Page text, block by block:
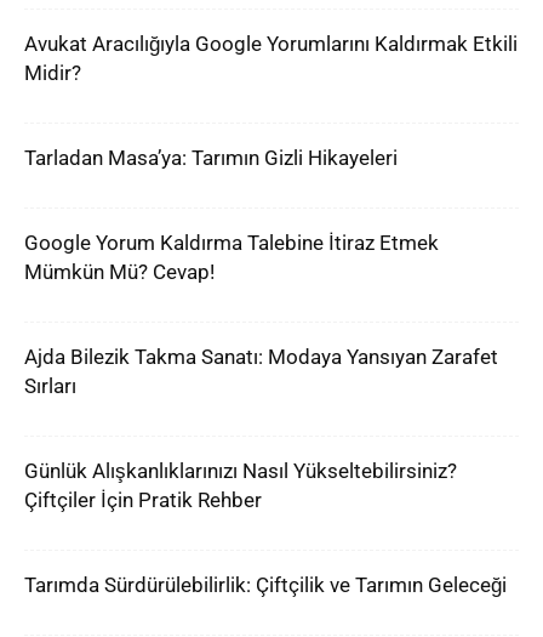
Avukat Aracılığıyla Google Yorumlarını Kaldırmak Etkili
Midir?
Tarladan Masa’ya: Tarımın Gizli Hikayeleri
Google Yorum Kaldırma Talebine İtiraz Etmek
Mümkün Mü? Cevap!
Ajda Bilezik Takma Sanatı: Modaya Yansıyan Zarafet
Sırları
Günlük Alışkanlıklarınızı Nasıl Yükseltebilirsiniz?
Çiftçiler İçin Pratik Rehber
Tarımda Sürdürülebilirlik: Çiftçilik ve Tarımın Geleceği